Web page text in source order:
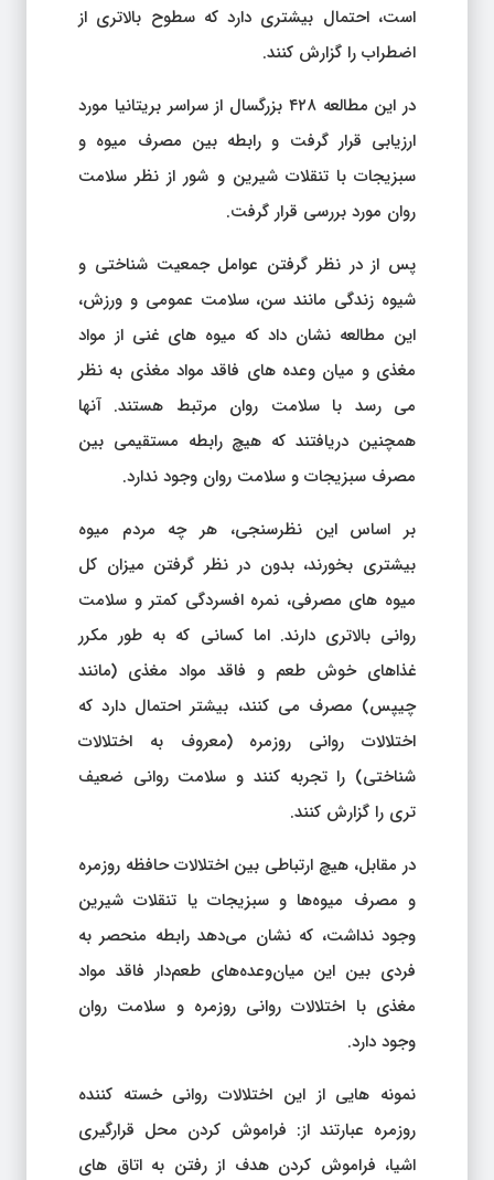
است، احتمال بیشتری دارد که سطوح بالاتری از
اضطراب را گزارش کنند.
در این مطالعه ۴۲۸ بزرگسال از سراسر بریتانیا مورد
ارزیابی قرار گرفت و رابطه بین مصرف میوه و
سبزیجات با تنقلات شیرین و شور از نظر سلامت
روان مورد بررسی قرار گرفت.
پس از در نظر گرفتن عوامل جمعیت شناختی و
شیوه زندگی مانند سن، سلامت عمومی و ورزش،
این مطالعه نشان داد که میوه های غنی از مواد
مغذی و میان وعده های فاقد مواد مغذی به نظر
می رسد با سلامت روان مرتبط هستند. آنها
همچنین دریافتند که هیچ رابطه مستقیمی بین
مصرف سبزیجات و سلامت روان وجود ندارد.
بر اساس این نظرسنجی، هر چه مردم میوه
بیشتری بخورند، بدون در نظر گرفتن میزان کل
میوه های مصرفی، نمره افسردگی کمتر و سلامت
روانی بالاتری دارند. اما کسانی که به طور مکرر
غذاهای خوش طعم و فاقد مواد مغذی (مانند
چیپس) مصرف می کنند، بیشتر احتمال دارد که
اختلالات روانی روزمره (معروف به اختلالات
شناختی) را تجربه کنند و سلامت روانی ضعیف
تری را گزارش کنند.
در مقابل، هیچ ارتباطی بین اختلالات حافظه روزمره
و مصرف میوه‌ها و سبزیجات یا تنقلات شیرین
وجود نداشت، که نشان می‌دهد رابطه منحصر به
فردی بین این میان‌وعده‌های طعم‌دار فاقد مواد
مغذی با اختلالات روانی روزمره و سلامت روان
وجود دارد.
نمونه هایی از این اختلالات روانی خسته کننده
روزمره عبارتند از: فراموش کردن محل قرارگیری
اشیا، فراموش کردن هدف از رفتن به اتاق های